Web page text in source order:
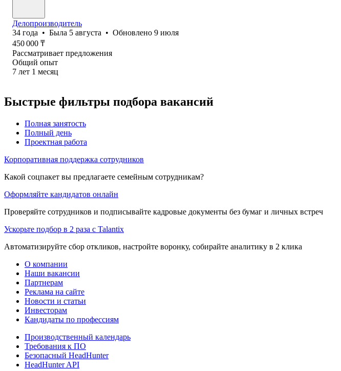
Делопроизводитель
34 года • Была 5 августа • Обновлено 9 июля
450 000 ₸
Рассматривает предложения
Общий опыт
7 лет 1 месяц
Быстрые фильтры подбора вакансий
Полная занятость
Полный день
Проектная работа
Корпоративная поддержка сотрудников
Какой соцпакет вы предлагаете семейным сотрудникам?
Оформляйте кандидатов онлайн
Проверяйте сотрудников и подписывайте кадровые документы без бумаг и личных встреч
Ускорьте подбор в 2 раза с Talantix
Автоматизируйте сбор откликов, настройте воронку, собирайте аналитику в 2 клика
О компании
Наши вакансии
Партнерам
Реклама на сайте
Новости и статьи
Инвесторам
Кандидаты по профессиям
Производственный календарь
Требования к ПО
Безопасный HeadHunter
HeadHunter API